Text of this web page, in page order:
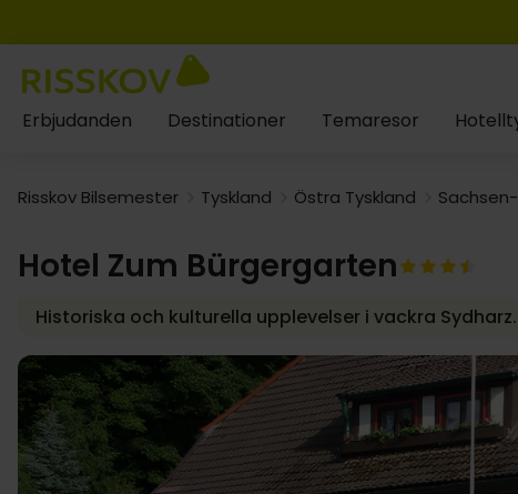
Erbjudanden Destinationer Temaresor
Risskov Bilsemester Tyskland Östra Tyskland
Hotel Zum Bürgergarten
Historiska och kulturella upplevelser i vackra Sydharz.